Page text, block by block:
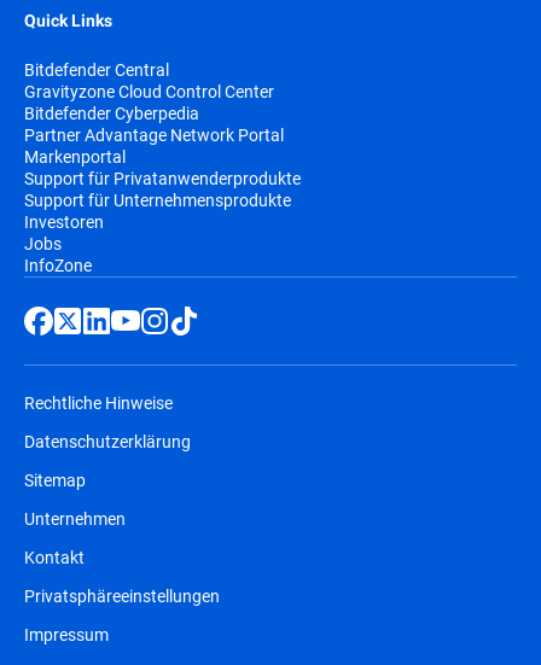
Quick Links
Bitdefender Central
Gravityzone Cloud Control Center
Bitdefender Cyberpedia
Partner Advantage Network Portal
Markenportal
Support für Privatanwenderprodukte
Support für Unternehmensprodukte
Investoren
Jobs
InfoZone
Rechtliche Hinweise
Datenschutzerklärung
Sitemap
Unternehmen
Kontakt
Privatsphäreeinstellungen
Impressum